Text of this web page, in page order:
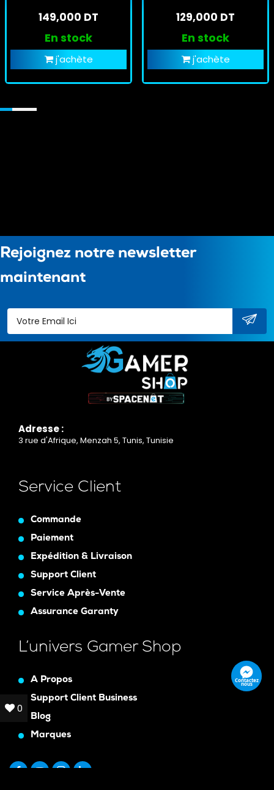
149,000 DT
En stock
j'achète
129,000 DT
En stock
j'achète
Rejoignez notre newsletter
maintenant
Adresse :
3 rue d'Afrique, Menzah 5, Tunis, Tunisie
Service Client
Commande
Paiement
Expédition & Livraison
Support Client
Service Après-Vente
Assurance Garanty
L’univers Gamer Shop
A Propos
Support Client Business
Blog
Marques
Contactez
nous
0
0